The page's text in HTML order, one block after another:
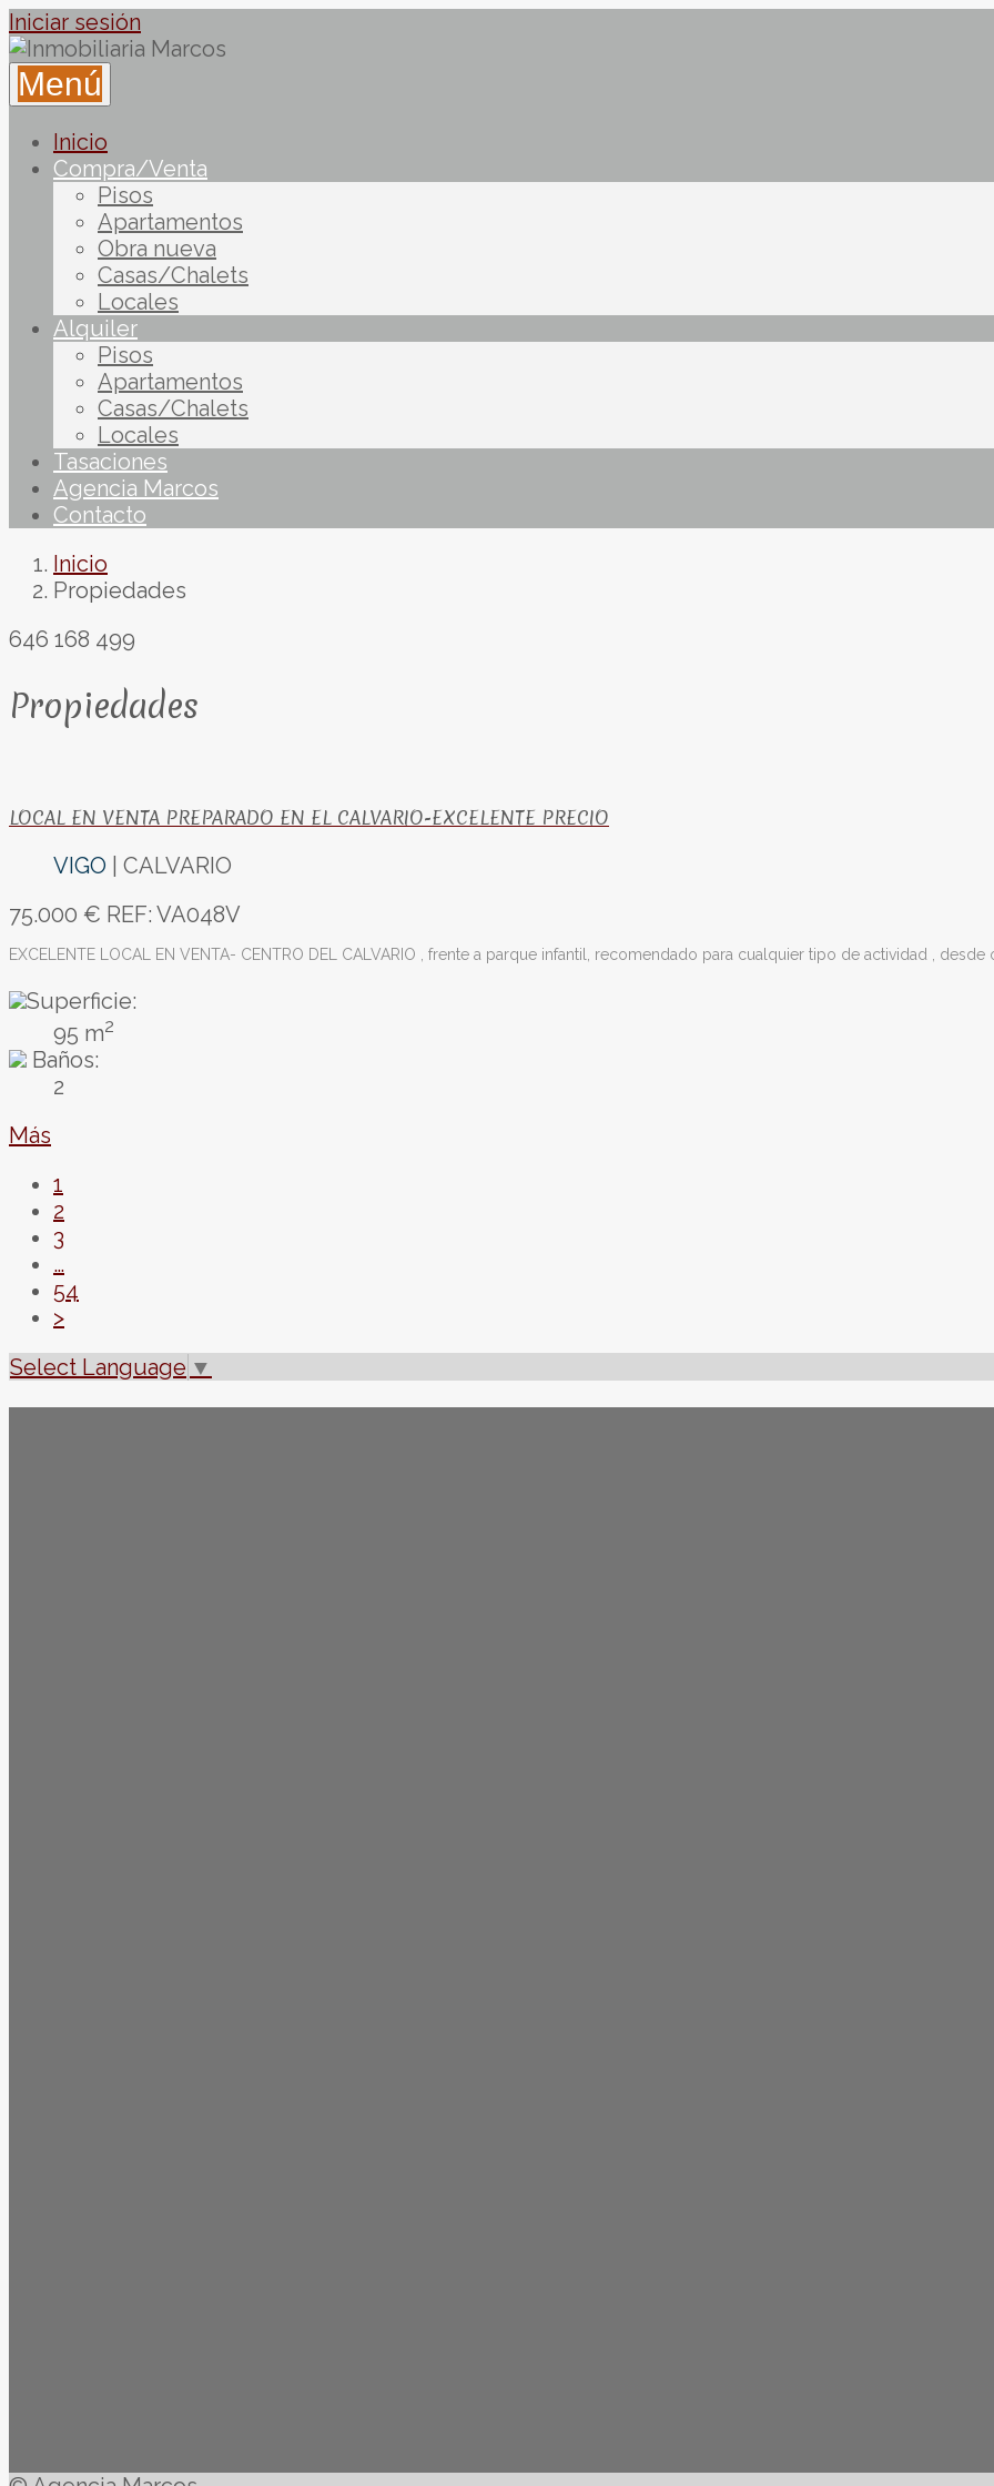
Iniciar sesión
Menú
Inicio
Compra/Venta
Pisos
Apartamentos
Obra nueva
Casas/Chalets
Locales
Alquiler
Pisos
Apartamentos
Casas/Chalets
Locales
Tasaciones
Agencia Marcos
Contacto
Inicio
Propiedades
646 168 499
Propiedades
LOCAL EN VENTA PREPARADO EN EL CALVARIO-EXCELENTE PRECIO
VIGO | CALVARIO
75.000 € REF: VA048V
EXCELENTE LOCAL EN VENTA- CENTRO DEL CALVARIO , frente a parque infantil, recomendado para cualquier tipo de actividad , desde
Superficie:
95 m2
Baños:
2
Más
1
2
3
…
54
>
Select Language ▼